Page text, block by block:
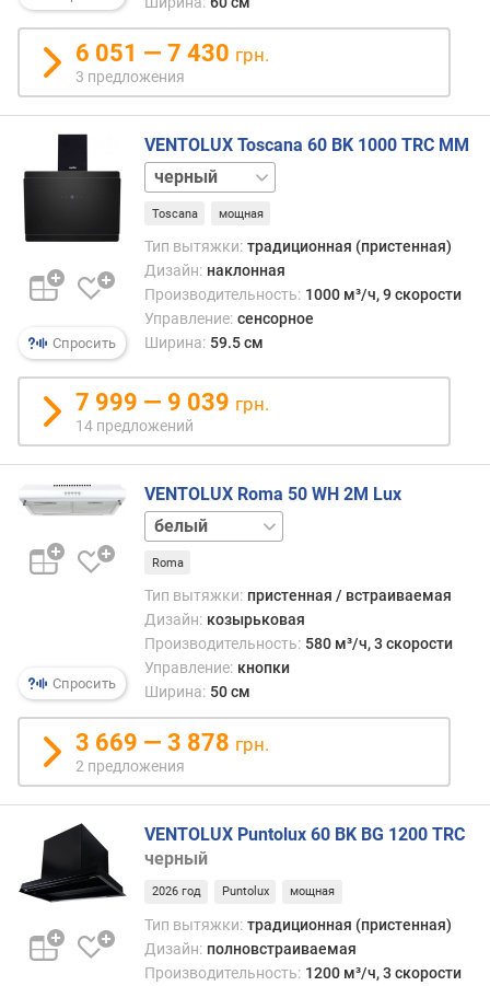
(
³
м
и
м
а
ь
н
ы
й
у
р
в
е
н
ь
(
д
Б
)
м
к
с
и
м
а
л
6 051 — 7 430 грн.
3 предложения
Спросить
VENTOLUX Toscana 60 BK 1000 TRC MM
белый
Toscana мощная
Тип вытяжки: традиционная (пристенная)
Дизайн: наклонная
Производительность: 1000 м³/ч, 9 скорости
Управление: сенсорное
Ширина: 59.5 см
7 999 — 9 039 грн.
14 предложений
Спросить
VENTOLUX Roma 50 WH 2M Lux
коричневый
Roma
Тип вытяжки: пристенная / встраиваемая
Дизайн: козырьковая
Производительность: 580 м³/ч, 3 скорости
Управление: кнопки
Ширина: 50 см
3 669 — 3 878 грн.
2 предложения
VENTOLUX Puntolux 60 BK BG 1200 TRC
черный
2026 год Puntolux мощная
Тип вытяжки: традиционная (пристенная)
Дизайн: полновстраиваемая
Производительность: 1200 м³/ч, 3 скорости